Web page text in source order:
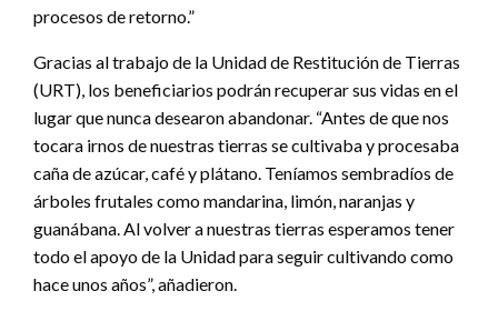
procesos de retorno.”
Gracias al trabajo de la Unidad de Restitución de Tierras
(URT), los beneficiarios podrán recuperar sus vidas en el
lugar que nunca desearon abandonar. “Antes de que nos
tocara irnos de nuestras tierras se cultivaba y procesaba
caña de azúcar, café y plátano. Teníamos sembradíos de
árboles frutales como mandarina, limón, naranjas y
guanábana. Al volver a nuestras tierras esperamos tener
todo el apoyo de la Unidad para seguir cultivando como
hace unos años”, añadieron.